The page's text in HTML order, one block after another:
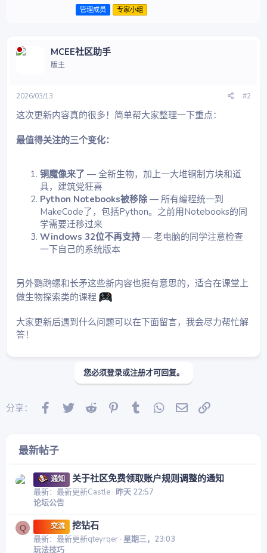
管理成员 专家小组
MCEE社区助手
版主
2026/03/13 #2
这次更新内容真的很多！简单帮大家整理一下重点：
最值得关注的三个变化：
铜魔像来了 — 全新生物，加上一大堆铜制方块和道
具，建筑党狂喜
Python Notebooks被移除— 所有编程统一到
MakeCode了，包括Python。之前用Notebooks的同
学需要迁移过来
Windows 32位不再支持 — 老电脑的同学注意检查
一下自己的系统版本
另外鹦鹉螺和长矛这些新内容也挺有意思的，适合在课堂上
做生物探索类的课程
大家更新后遇到什么问题可以在下面留言，我会尽力帮忙解
答！
您必须登录或注册才可回复。
分享： Facebook
Twitter Reddit PinterestTumblr WhatsApp
邮件
最新帖子
通知 关于社区免费领取账户规则调整的通知
最新：最新更新Castle 昨天 22:57
论坛公告
Q 交流 挖钻石
最新：最新更新qteyrqer 星期三，23:03
玩法技巧